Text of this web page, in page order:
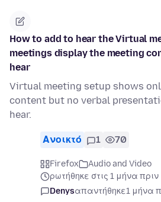
How to add to hear the Virtual
meetings display the meeting
hear
Virtual meeting setup shows
content but no verbal
hear.
Ανοικτό 1 70
Firefox
Audio and Video
ρωτήθηκε στις 1 μήνα πριν
Denysαπαντήθηκε1 μήνα